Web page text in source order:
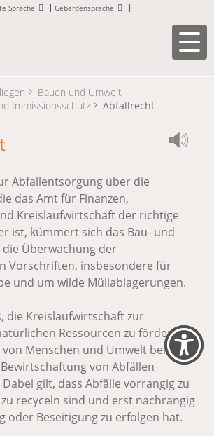
Sprache Gebärdensprache
Bauen und Umwelt
Immissionsschutz
Abfallrecht
Abfallentsorgung über die
das Amt für Finanzen,
Kreislaufwirtschaft der richtige
ist, kümmert sich das Bau- und
Überwachung der
Vorschriften, insbesondere für
und um wilde Müllablagerungen.
die Kreislaufwirtschaft zur
Ressourcen zu fördern
Menschen und Umwelt bei der
von Abfällen
gilt, dass Abfälle vorrangig zu
recyceln sind und erst nachrangig
oder Beseitigung zu erfolgen hat.